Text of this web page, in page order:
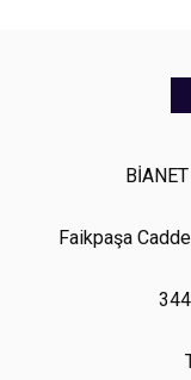
Faikpaşa